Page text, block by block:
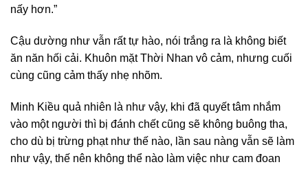
nấy hơn.”
Cậu dường như vẫn rất tự hào, nói trắng ra là không biết
ăn năn hối cải. Khuôn mặt Thời Nhan vô cảm, nhưng cuối
cùng cũng cảm thấy nhẹ nhõm.
Minh Kiều quả nhiên là như vậy, khi đã quyết tâm nhắm
vào một người thì bị đánh chết cũng sẽ không buông tha,
cho dù bị trừng phạt như thế nào, lần sau nàng vẫn sẽ làm
như vậy, thế nên không thể nào làm việc như cam đoan